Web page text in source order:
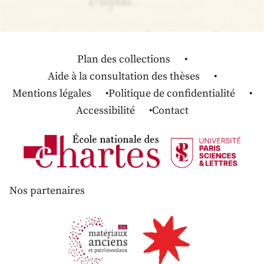
Plan des collections
Aide à la consultation des thèses
Mentions légales
Politique de confidentialité
Accessibilité
Contact
Nos partenaires